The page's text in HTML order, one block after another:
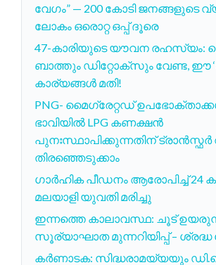
വേഗം” — 200 കോടി ജനങ്ങളുടെ
ലോകം ഒരൊറ്റ ഒപ്പ് ദൂരെ
47-കാരിയുടെ യൗവന
ബാത്തും ഡിറ്റോക്സും വേണ്ട, ഈ
കാര്യങ്ങൾ മതി!
PNG- മൈഗ്രേറ്റഡ്
ഭാവിയിൽ LPG കണക്ഷൻ
പുനഃസ്ഥാപിക്കുന്നതിന്
തിരഞ്ഞെടുക്കാം
ഗാർഹിക പീഡനം ആരോപിച്ച് 24
മലയാളി യുവതി മരിച്ചു
ഇന്നത്തെ കാലാവസ്ഥ: ചൂട്
സൂര്യാഘാത മുന്നറിയിപ്പ് –
കർണാടക: സിദ്ധരാമയ്യയും